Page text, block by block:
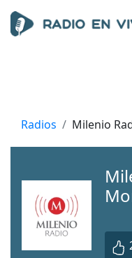
Radios Milenio